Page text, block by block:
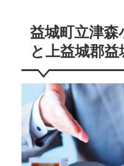
益城町立津森
と上益城郡